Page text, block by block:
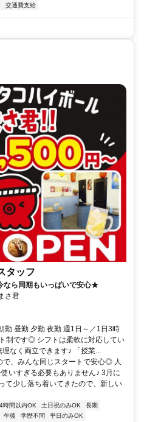
交通費支給
タッフ
なら同期もいっぱいで安心★
さ君
勤 昼勤 夕勤 夜勤 週1日～／1日3時
制です◎ シフトは柔軟に対応してい
なく両立できます♪ 「授業...
で、みんな同じスタートで安心◎ 人
いすぎる必要もありません♪ 3月に
て少し落ち着いてきたので、新しい
時間以内OK 土日祝のみOK
長期
午後 学歴不問
平日のみOK